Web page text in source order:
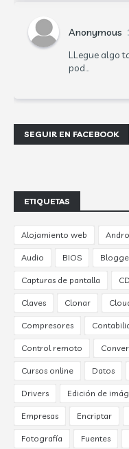
Anonymous
LLegue algo
pod...
SEGUIR EN FACEBOOK
ETIQUETAS
Alojamiento web
Audio BIOS
Capturas de pantalla
Claves Clonar
Compresores
Control remoto
Cursos online Datos
Drivers Edición de
Empresas Encriptar
Fotografía Fuentes